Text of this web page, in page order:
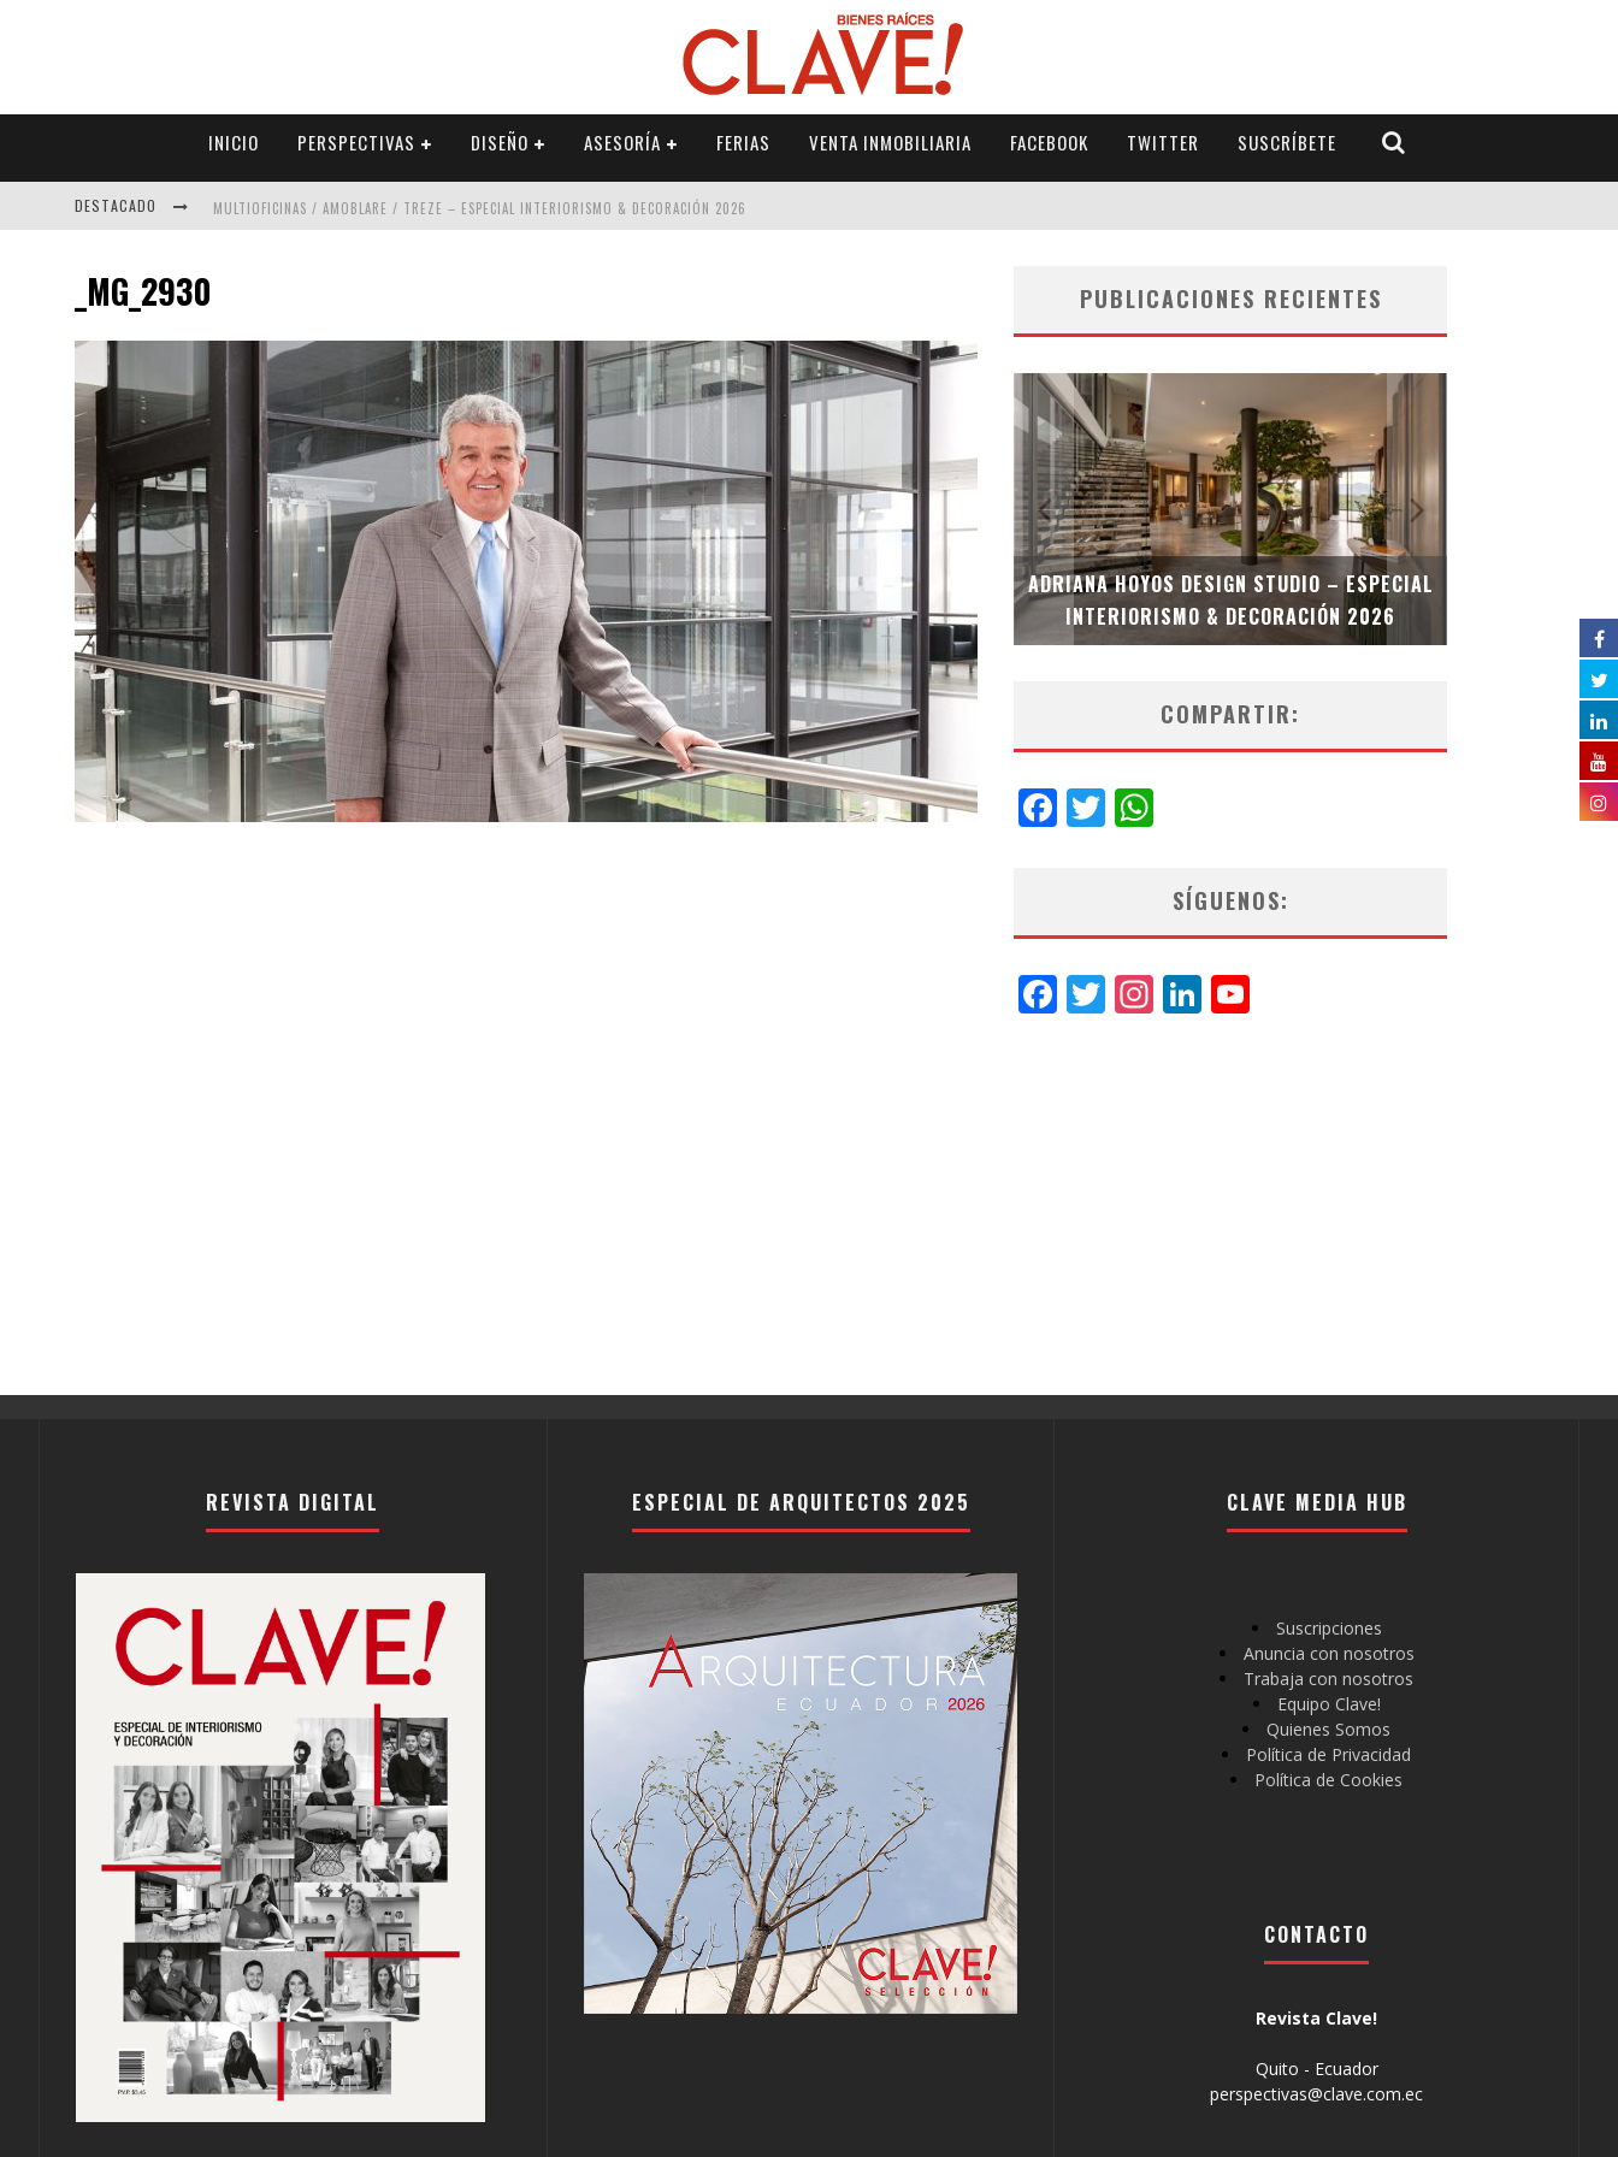
INICIO PERSPECTIVAS DISEÑO ASESORÍA FERIAS VENTA INMOBILIARIA FACEBOOK TWITTER SUSCRÍBETE
DESTACADO MULTIOFICINAS / AMOBLARE / TREZE – ESPECIAL INTERIORISMO & DECORACIÓN 2026
ADRIANA HOYOS DESIGN STUDIO – ESPECIAL INTERIORISMO & DECORACIÓN 2026
_MG_2930 PUBLICACIONES RECIENTES
MUBB DESIGN STUDIO – ESPECIAL
INTERIORISMO & DECORACIÓN 2026
ADRIANA HOYOS DESIGN STUDIO – ESPECIAL
INTERIORISMO & DECORACIÓN 2026
COMPARTIR:
Facebook
Twitter
SÍGUENOS:
Facebook
Twitter
Instagram
LinkedIn
REVISTA DIGITAL ESPECIAL DE ARQUITECTOS 2025 CLAVE MEDIA HUB
Suscripciones
Anuncia con nosotros
Trabaja con nosotros
Equipo Clave!
Quienes Somos
Política de Privacidad
Política de Cookies
CONTACTO
Revista Clave!
Quito - Ecuador
perspectivas@clave.com.ec